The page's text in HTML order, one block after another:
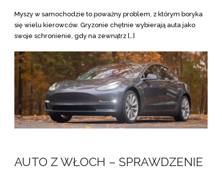
Myszy w samochodzie to poważny problem, z którym boryka
się wielu kierowców. Gryzonie chętnie wybierają auta jako
swoje schronienie, gdy na zewnątrz […]
AUTO Z WŁOCH – SPRAWDZENIE